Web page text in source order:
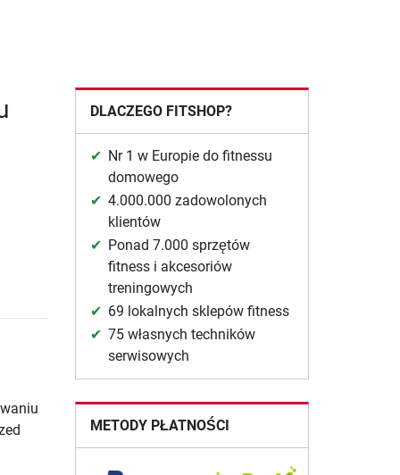
DLACZEGO FITSHOP?
Nr 1 w Europie do fitnessu
domowego
4.000.000 zadowolonych
klientów
Ponad 7.000 sprzętów
fitness i akcesoriów
treningowych
69 lokalnych sklepów fitness
75 własnych techników
serwisowych
METODY PŁATNOŚCI